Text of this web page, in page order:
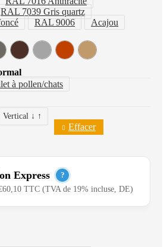
RAL 7039 Gris quartz
RAL 9006
Acajou
à pollen/chats
Vertical ↓ ↑
Effacer
Express ?
TTC (TVA de 19% incluse, DE)
et disponibles en stock